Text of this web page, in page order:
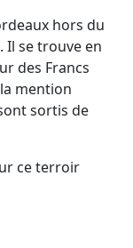
hors du
. Il se trouve en
des Francs
mention
sortis de
ce terroir